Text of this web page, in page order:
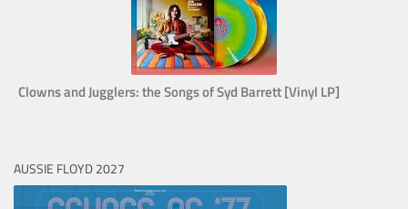
Clowns and Jugglers: the Songs of Syd Barrett [Vinyl LP]
AUSSIE FLOYD 2027